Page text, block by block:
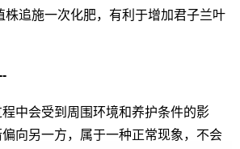
株追施一次化肥，有利于增加君子兰叶
中会受到周围环境和养护条件的影
向另一方，属于一种正常现象，不会